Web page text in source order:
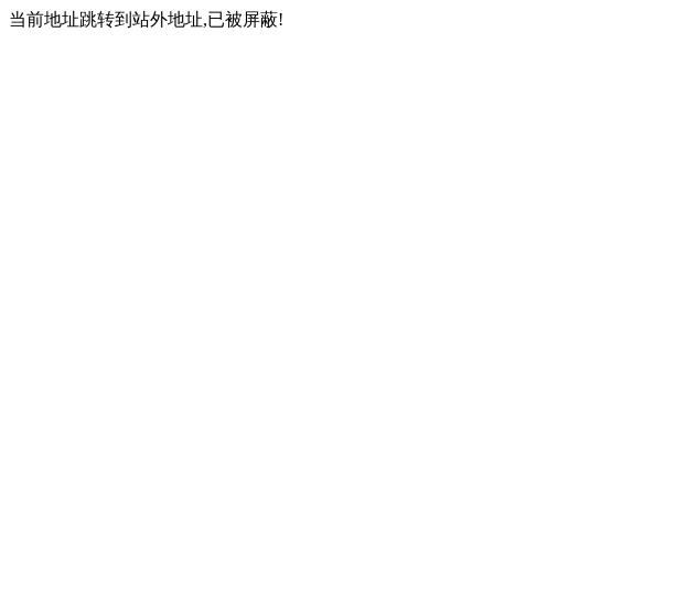
当前地址跳转到站外地址,已被屏蔽!